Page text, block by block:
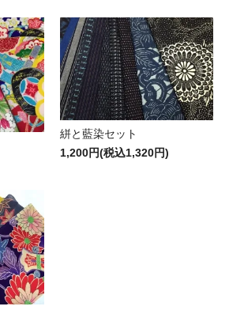
絣と藍染セット
1,200円(税込1,320円)